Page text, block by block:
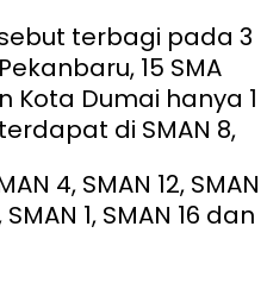
terbagi pada 3
15 SMA
Kota Dumai hanya 1
di SMAN 8,
4, SMAN 12, SMAN
SMAN 1, SMAN 16 dan